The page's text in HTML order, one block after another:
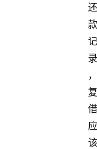
还
款
记
录
，
复
借
应
该